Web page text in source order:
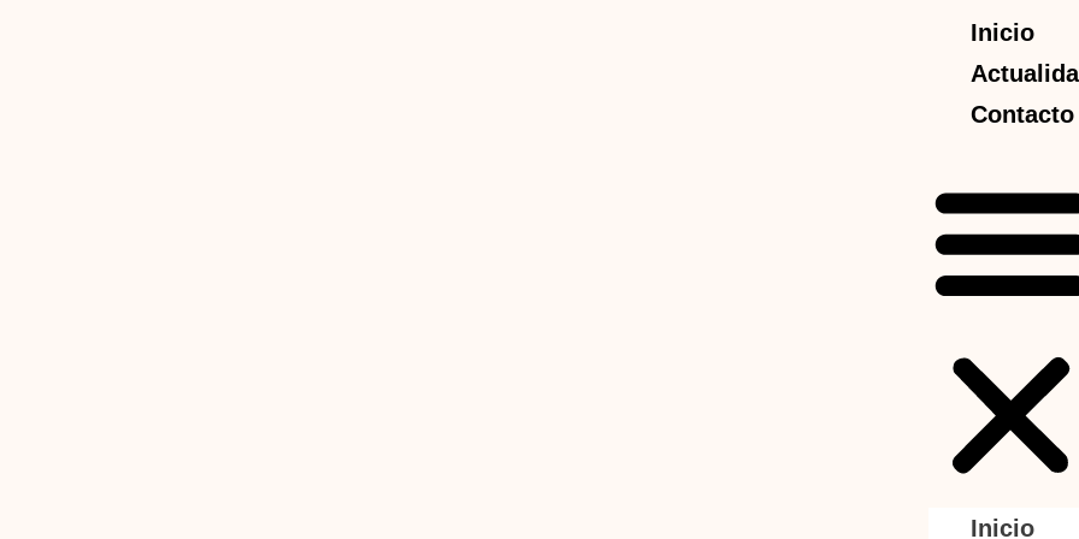
Inicio
Contacto
Inicio